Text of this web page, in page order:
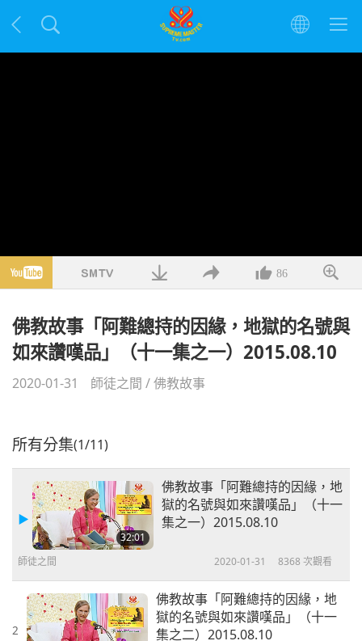
86
佛教故事「阿難總持的因緣，地獄的名號與
如來讚嘆品」（十一集之一）2015.08.10
2020-01-31 師徒之間 /佛教故事
所有分集(1/11)
32:01
佛教故事「阿難總持的因緣，地
獄的名號與如來讚嘆品」（十一
集之一）2015.08.10
師徒之間 2020-01-31 8368 次觀看
2
佛教故事「阿難總持的因緣，地
獄的名號與如來讚嘆品」（十一
集之二）2015.08.10